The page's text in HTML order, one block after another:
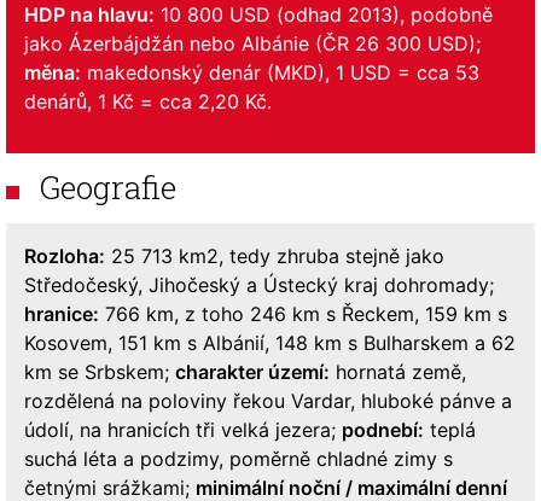
HDP na hlavu: 10 800 USD (odhad 2013), podobně
jako Ázerbájdžán nebo Albánie (ČR 26 300 USD);
měna: makedonský denár (MKD), 1 USD = cca 53
denárů, 1 Kč = cca 2,20 Kč.
Geografie
Rozloha: 25 713 km2, tedy zhruba stejně jako
Středočeský, Jihočeský a Ústecký kraj dohromady;
hranice: 766 km, z toho 246 km s Řeckem, 159 km s
Kosovem, 151 km s Albánií, 148 km s Bulharskem a 62
km se Srbskem; charakter území: hornatá země,
rozdělená na poloviny řekou Vardar, hluboké pánve a
údolí, na hranicích tři velká jezera; podnebí: teplá
suchá léta a podzimy, poměrně chladné zimy s
četnými srážkami; minimální noční / maximální denní